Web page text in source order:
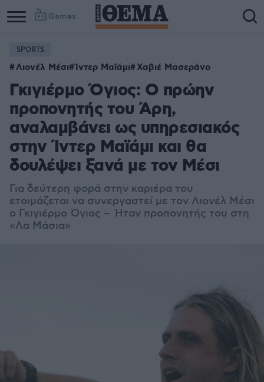
Games
SPORTS
Λιονέλ Μέσι Ίντερ Μαϊάμι Χαβιέ Μασεράνο
Γκιγιέρμο Όγιος: Ο πρώην
προπονητής του Άρη,
αναλαμβάνει ως υπηρεσιακός
στην Ίντερ Μαϊάμι και θα
δουλέψει ξανά με τον Μέσι
Για δεύτερη φορά στην καριέρα του
ετοιμάζεται να συνεργαστεί με τον Λιονέλ Μέσι
ο Γκιγιέρμο Όγιος – Ήταν προπονητής του στη
«Λα Μάσια»